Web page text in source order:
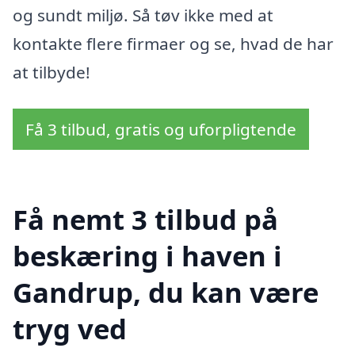
og sundt miljø. Så tøv ikke med at
kontakte flere firmaer og se, hvad de har
at tilbyde!
Få 3 tilbud, gratis og uforpligtende
Få nemt 3 tilbud på
beskæring i haven i
Gandrup, du kan være
tryg ved